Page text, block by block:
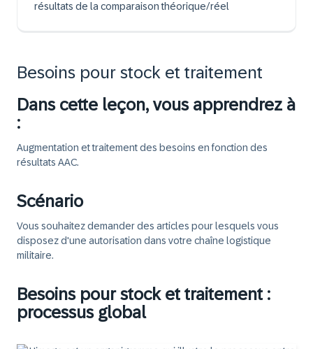
résultats de la comparaison théorique/réel
Besoins pour stock et traitement
Dans cette leçon, vous apprendrez à
:
Augmentation et traitement des besoins en fonction des
résultats AAC.
Scénario
Vous souhaitez demander des articles pour lesquels vous
disposez d'une autorisation dans votre chaîne logistique
militaire.
Besoins pour stock et traitement :
processus global